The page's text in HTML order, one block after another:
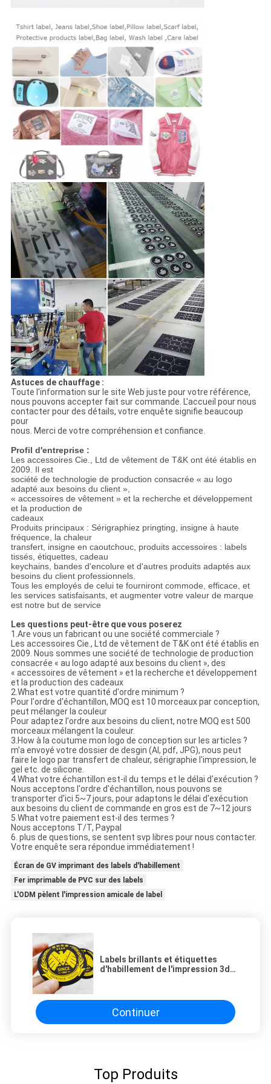
Astuces de chauffage :
Toute l'information sur le site Web juste pour votre référence,
nous pouvons accepter fait sur commande. L'accueil pour nous
contacter pour des détails, votre enquête signifie beaucoup
pour
nous. Merci de votre compréhension et confiance.
Profil d'entreprise :
Les accessoires Cie., Ltd de vêtement de T&K ont été établis en
2009. Il est
société de technologie de production consacrée « au logo
adapté aux besoins du client »,
« accessoires de vêtement » et la recherche et développement
et la production de
cadeaux
Produits principaux : Sérigraphiez pringting, insigne à haute
fréquence, la chaleur
transfert, insigne en caoutchouc, produits accessoires : labels
tissés, étiquettes, cadeau
keychains, bandes d'encolure et d'autres produits adaptés aux
besoins du client professionnels.
Tous les employés de celui te fourniront commode, efficace, et
les services satisfaisants, et augmenter votre valeur de marque
est notre but de service
Les questions peut-être que vous poserez
1.Are vous un fabricant ou une société commerciale ?
Les accessoires Cie., Ltd de vêtement de T&K ont été établis en
2009. Nous sommes une société de technologie de production
consacrée « au logo adapté aux besoins du client », des
« accessoires de vêtement » et la recherche et développement
et la production des cadeaux
2.What est votre quantité d'ordre minimum ?
Pour l'ordre d'échantillon, MOQ est 10 morceaux par conception,
peut mélanger la couleur
Pour adaptez l'ordre aux besoins du client, notre MOQ est 500
morceaux mélangent la couleur.
3.How à la coutume mon logo de conception sur les articles ?
m'a envoyé votre dossier de desgin (AI, pdf, JPG), nous peut
faire le logo par transfert de chaleur, sérigraphie l'impression, le
gel etc. de silicone.
4.What votre échantillon est-il du temps et le délai d'exécution ?
Nous acceptons l'ordre d'échantillon, nous pouvons se
transporter d'ici 5~7 jours, pour adaptons le délai d'exécution
aux besoins du client de commande en gros est de 7~12 jours
5.What votre paiement est-il des termes ?
Nous acceptons T/T, Paypal
6. plus de questions, se sentent svp libres pour nous contacter.
Votre enquête sera répondue immédiatement !
Écran de GV imprimant des labels d'habillement
Fer imprimable de PVC sur des labels
L'ODM pèlent l'impression amicale de label
Labels brillants et étiquettes
d'habillement de l'impression 3d
Continuer
Top Produits